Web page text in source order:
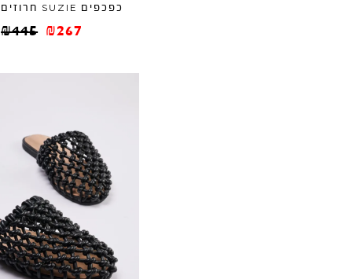
כפכפים SUZIE חרוזים
₪445 ₪267